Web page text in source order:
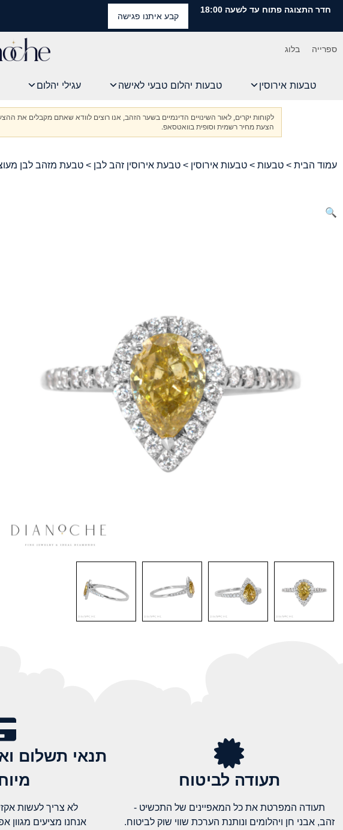
חדר התצוגה פתוח עד לשעה 18:00
קבע איתנו פגישה
ספרייה בלוג
טבעות אירוסין טבעות יהלום טבעי לאישה עגילי יהלום
לקוחות יקרים, לאור השינויים הדינמיים בשער הזהב, אנו רוצים לוודא שאתם מקבלים את
הצעת מחיר רשמית וסופית בוואטסאפ.
עמוד הבית > טבעות > טבעות אירוסין > טבעת אירוסין זהב לבן > טבעת מזהב לבן
🔍
תעודה לביטוח
תעודה המפרטת את כל המאפיינים של התכשיט -
זהב, אבני חן ויהלומים ונותנת הערכת שווי שוק לביטוח.
תנאי תשלום
לא צריך לעשות
אנחנו מציעים מגוון